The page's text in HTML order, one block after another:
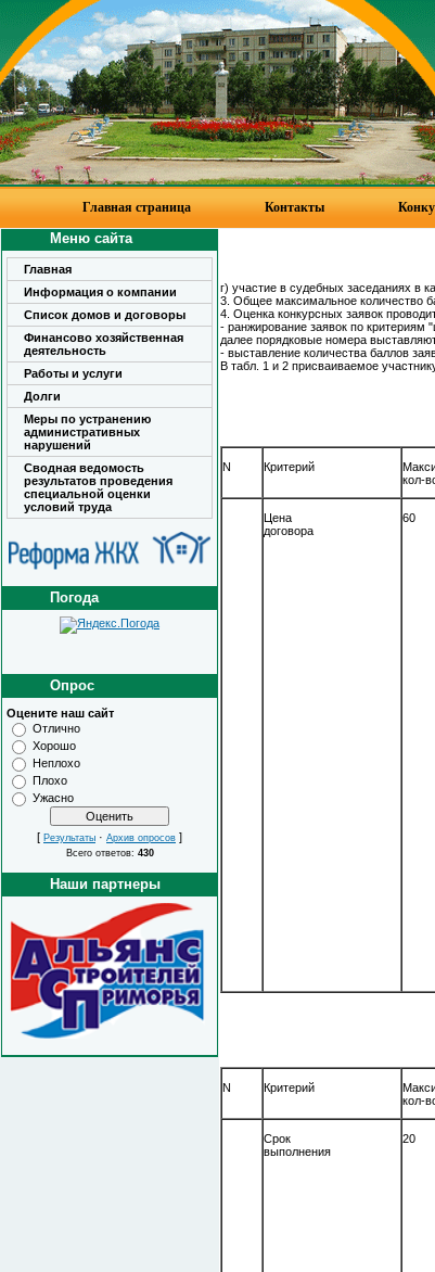
Главная страница Контакты
Меню сайта
Главная
Информация о компании
Список домов и договоры
Финансово хозяйственная
деятельность
Работы и услуги
Долги
Меры по устранению
административных
нарушений
Сводная ведомость
результатов проведения
специальной оценки
условий труда
Погода
Опрос
Оцените наш сайт
Отлично
Хорошо
Неплохо
Плохо
Ужасно
[ Результаты · Архив опросов ]
Всего ответов: 430
Наши партнеры
г) участие в судебных заседаниях в
3. Общее максимальное количество
4. Оценка конкурсных заявок
- ранжирование заявок по критериям
далее порядковые номера
- выставление количества баллов
В табл. 1 и 2 присваиваемое
N Критерий
кол-
Цена
договора
60
N Критерий
кол-
Срок
выполнения
20